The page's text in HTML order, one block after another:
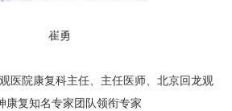
崔勇
院康复科主任、主任医师、北京回龙观
康复知名专家团队领衔专家